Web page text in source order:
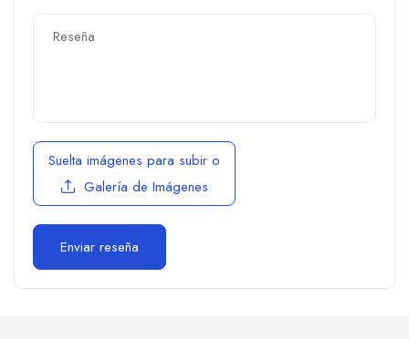
Suelta imágenes para subir o
Galería de Imágenes